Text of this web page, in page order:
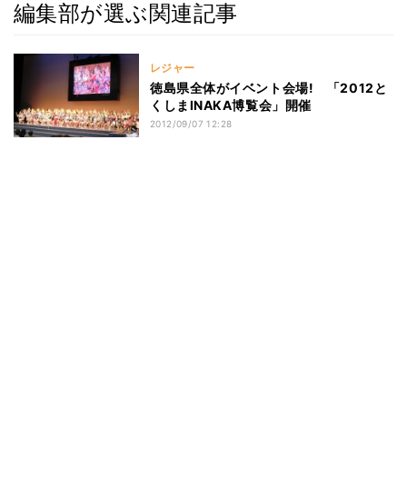
編集部が選ぶ関連記事
レジャー
徳島県全体がイベント会場! 「2012と
くしまINAKA博覧会」開催
2012/09/07 12:28